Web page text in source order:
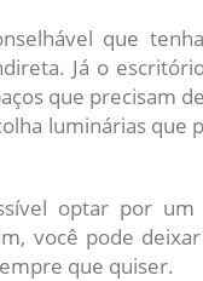
que
Já o
que precisam
luminárias que
optar por um
você pode
que quiser.